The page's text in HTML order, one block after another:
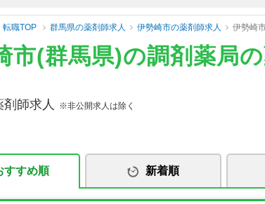
転職TOP 群馬県の薬剤師求人 伊勢崎市の薬剤師求人 伊勢崎
市(群馬県)の調剤薬局
剤師求人 ※非公開求人は除く
すすめ順 新着順